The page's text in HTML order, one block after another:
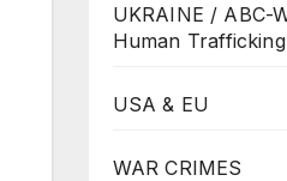
UKRAINE / ABC-
Human
USA & EU
WAR CRIMES